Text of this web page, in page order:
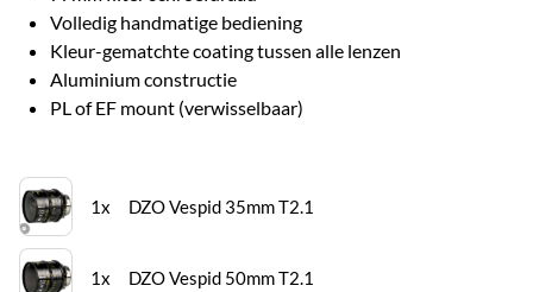
Volledig handmatige bediening
Kleur-gematchte coating tussen alle lenzen
Aluminium constructie
PL of EF mount (verwisselbaar)